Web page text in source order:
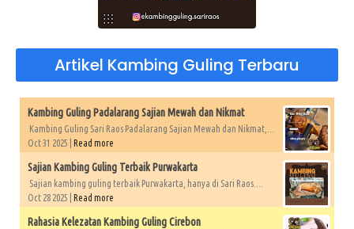
Artikel Kambing Guling Terbaru
Kambing Guling Padalarang Sajian Mewah dan Nikmat
Kambing Guling Sari Raos Padalarang Sajian Mewah dan Nikmat,...
Oct 31 2025 | Read more
Sajian Kambing Guling Terbaik Purwakarta
Sajian kambing guling terbaik Purwakarta, hanya di Sari Raos....
Oct 28 2025 | Read more
Rahasia Kelezatan Kambing Guling Cirebon